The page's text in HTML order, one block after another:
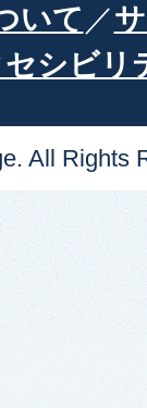
いて
シビリ
All Rights